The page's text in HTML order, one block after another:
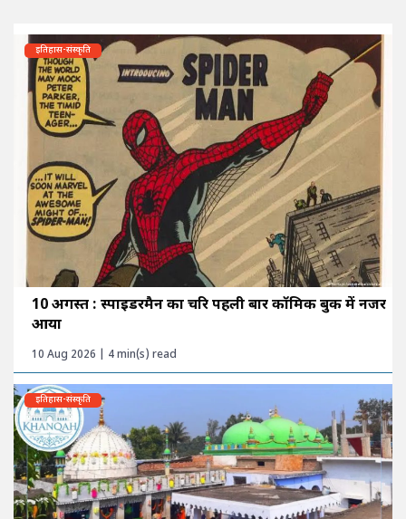
इतिहास-संस्कृति
10 अगस्त : स्पाइडरमैन का चरित्र पहली बार कॉमिक बुक में नजर
आया
10 Aug 2026 | 4 min(s) read
इतिहास-संस्कृति